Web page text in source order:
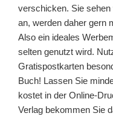
verschicken. Sie
an, werden daher gern
Also ein ideales
selten genutzt wird.
Gratispostkarten
Buch! Lassen Sie
kostet in der Online-
Verlag bekommen Sie